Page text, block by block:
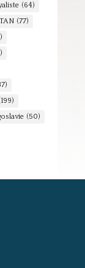
(64)
(77)
(50)